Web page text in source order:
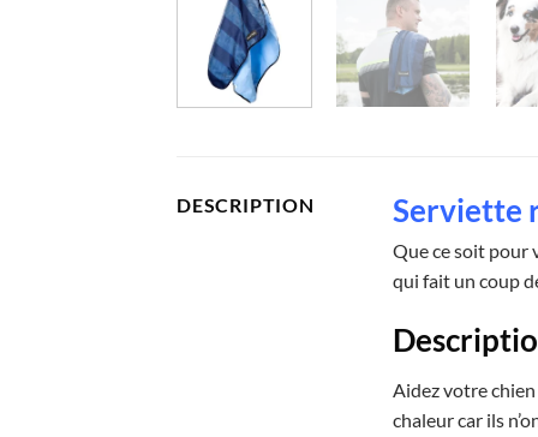
DESCRIPTION Serviette
Que ce soit pour
qui fait un coup
Aidez votre chien
chaleur car ils